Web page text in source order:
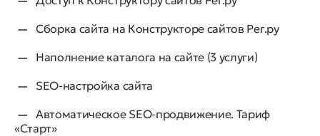
Сборка сайта на Конструкторе сайтов Рег.ру
Наполнение каталога на сайте (3 услуги)
SEO-настройка сайта
Автоматическое SEO-продвижение. Тариф
«Старт»